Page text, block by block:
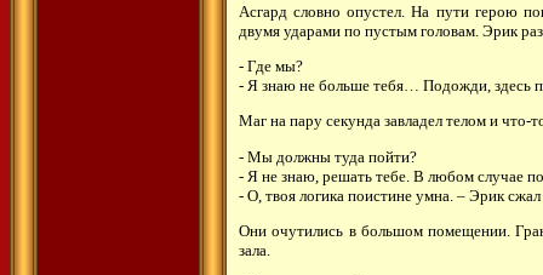
Асгард словно опустел. На пути герою
двумя ударами по пустым головам. Эрик
- Где мы?
- Я знаю не больше тебя… Подожди, здесь
Маг на пару секунда завладел телом и что-
- Мы должны туда пойти?
- Я не знаю, решать тебе. В любом случае
- О, твоя логика поистине умна. – Эрик
Они очутились в большом помещении.
зала.